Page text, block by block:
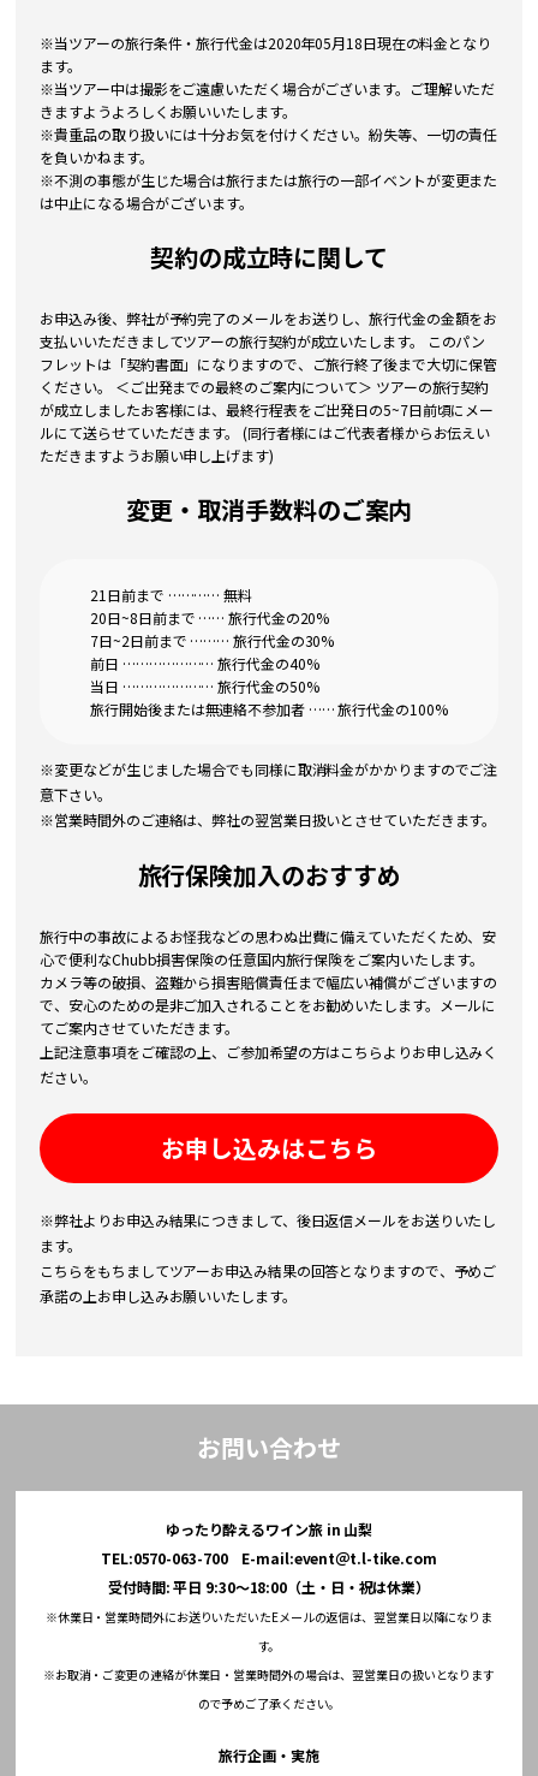
※当ツアーの旅行条件・旅行代金は2020年05月18日現在の料金となり
ます。
※当ツアー中は撮影をご遠慮いただく場合がございます。ご理解いただ
きますようよろしくお願いいたします。
※貴重品の取り扱いには十分お気を付けください。紛失等、一切の責任
を負いかねます。
※不測の事態が生じた場合は旅行または旅行の一部イベントが変更また
は中止になる場合がございます。
契約の成立時に関して
お申込み後、弊社が予約完了のメールをお送りし、旅行代金の金額をお
支払いいただきましてツアーの旅行契約が成立いたします。 このパン
フレットは「契約書面」になりますので、ご旅行終了後まで大切に保管
ください。 ＜ご出発までの最終のご案内について＞ ツアーの旅行契約
が成立しましたお客様には、最終行程表をご出発日の5~7日前頃にメー
ルにて送らせていただきます。 (同行者様にはご代表者様からお伝えい
ただきますようお願い申し上げます)
変更・取消手数料のご案内
21日前まで ………… 無料
20日~8日前まで …… 旅行代金の20%
7日~2日前まで ……… 旅行代金の30%
前日 ………………… 旅行代金の40%
当日 ………………… 旅行代金の50%
旅行開始後または無連絡不参加者 …… 旅行代金の100%
※変更などが生じました場合でも同様に取消料金がかかりますのでご注
意下さい。
※営業時間外のご連絡は、弊社の翌営業日扱いとさせていただきます。
旅行保険加入のおすすめ
旅行中の事故によるお怪我などの思わぬ出費に備えていただくため、安
心で便利なChubb損害保険の任意国内旅行保険をご案内いたします。
カメラ等の破損、盗難から損害賠償責任まで幅広い補償がございますの
で、安心のための是非ご加入されることをお勧めいたします。メールに
てご案内させていただきます。
上記注意事項をご確認の上、ご参加希望の方はこちらよりお申し込みく
ださい。
お申し込みはこちら
※弊社よりお申込み結果につきまして、後日返信メールをお送りいたし
ます。
こちらをもちましてツアーお申込み結果の回答となりますので、予めご
承諾の上お申し込みお願いいたします。
お問い合わせ
ゆったり酔えるワイン旅 in 山梨
TEL:0570-063-700 E-mail:event＠t.l-tike.com
受付時間: 平日 9:30～18:00（土・日・祝は休業）
※休業日・営業時間外にお送りいただいたEメールの返信は、翌営業日以降になりま
す。
※お取消・ご変更の連絡が休業日・営業時間外の場合は、翌営業日の扱いとなります
ので予めご了承ください。
旅行企画・実施